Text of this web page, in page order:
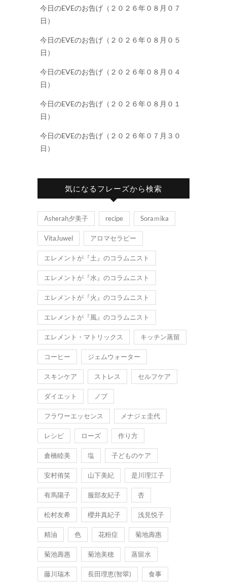
今日のEVEのお告げ（２０２６年０８月０７
日）
今日のEVEのお告げ（２０２６年０８月０５
日）
今日のEVEのお告げ（２０２６年０８月０４
日）
今日のEVEのお告げ（２０２６年０８月０１
日）
今日のEVEのお告げ（２０２６年０７月３０
日）
気になるフレーズから検索
Asherah夕美子 recipe Soraｍika
VitaJuwel アロマセラピー
エレメントが『土』のコラムニスト
エレメントが『水』のコラムニスト
エレメントが『火』のコラムニスト
エレメントが『風』のコラムニスト
エレメント・マトリックス キッチン蒸留
コーヒー ジェムウォーター
スキンケア ストレス セルフケア
ダイエット ノブ
フラワーエッセンス メナジェ圭代
レシピ ローズ 作り方
倉橋睦美 塩 子どものケア
安村侑笑 山下美紀 是川理江子
有馬陽子 服部友紀子 杏
松村友希 櫻井真紀子 浅見悦子
精油 色 花粉症 菊地壽惠
菊池壽惠 菊池美穂 蒸留水
藤川瑞木 長田理恵(智翠) 食事